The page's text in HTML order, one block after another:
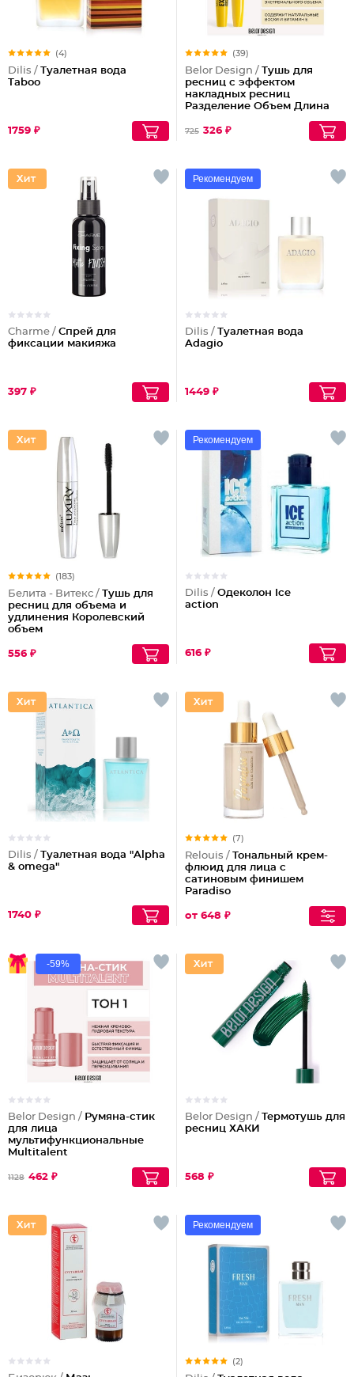
(4)
Dilis / Туалетная вода
Taboo
1759 ₽
(39)
Belor Design / Тушь для
ресниц с эффектом
накладных ресниц
Разделение Объем Длина
725 326 ₽
Charme / Спрей для
фиксации макияжа
397 ₽
Рекомендуем
Dilis / Туалетная вода
Adagio
1449 ₽
(183)
Белита - Витекс / Тушь для
ресниц для объема и
удлинения Королевский
объем
556 ₽
Рекомендуем
Dilis / Одеколон Ice
action
616 ₽
Dilis / Туалетная вода "Alpha
& omega"
1740 ₽
(7)
Relouis / Тональный крем-
флюид для лица c
сатиновым финишем
Paradiso
от 648 ₽
-59%
Belor Design / Румяна-стик
для лица
мультифункциональные
Multitalent
1128 462 ₽
Belor Design / Термотушь для
ресниц ХАКИ
568 ₽
Рекомендуем
(2)